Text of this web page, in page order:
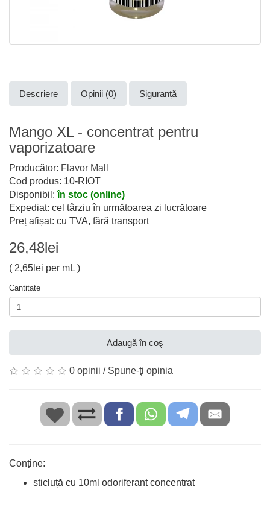
Descriere Opinii (0) Siguranță
Mango XL - concentrat pentru
vaporizatoare
Producător: Flavor Mall
Cod produs: 10-RIOT
Disponibil:în stoc (online)
Expediat: cel târziu în următoarea zi lucrătoare
Preț afișat: cu TVA, fără transport
26,48lei
( 2,65lei per mL )
Cantitate
Adaugă în coş
0 opinii / Spune-ţi opinia
Conține:
sticluță cu 10ml odoriferant concentrat